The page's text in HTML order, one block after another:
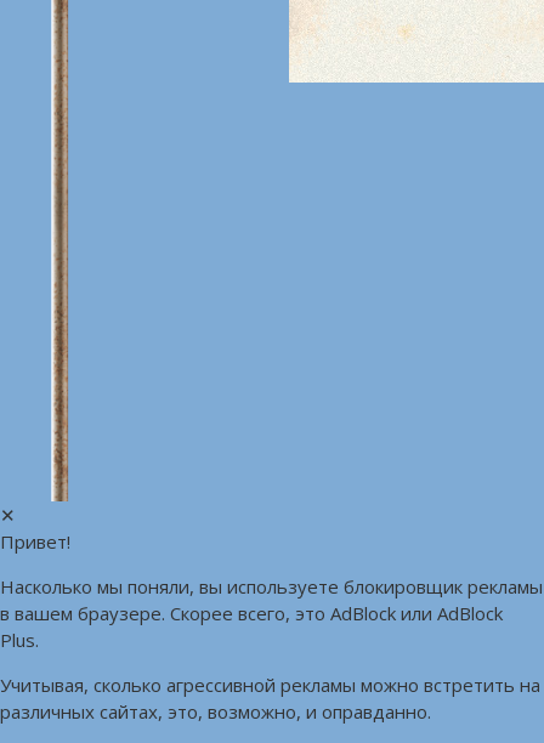
✕
Привет!
Насколько мы поняли, вы используете блокировщик рекламы
в вашем браузере. Скорее всего, это AdBlock или AdBlock
Plus.
Учитывая, сколько агрессивной рекламы можно встретить на
различных сайтах, это, возможно, и оправданно.